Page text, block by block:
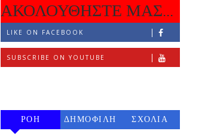
ΑΚΟΛΟΥΘΗΣΤΕ ΜΑΣ...
LIKE ON FACEBOOK
SUBSCRIBE ON YOUTUBE
ΡΟΗ
ΔΗΜΟΦΙΛΗ
ΣΧΟΛΙΑ